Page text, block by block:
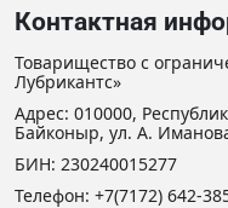
Контактная
Товарищество с
Лубрикантс»
Адрес: 010000,
Байконыр, ул. А.
БИН: 230240015277
Телефон: +7(7172) 642-